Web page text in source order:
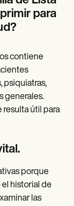
para
contiene
psiquiatras,
generales.
resulta útil para
porque
historial de
las